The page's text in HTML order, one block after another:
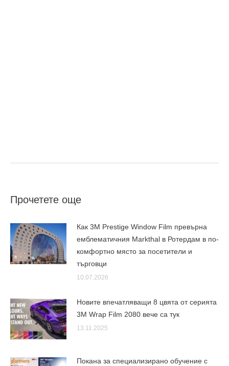
Прочетете още
Как 3M Prestige Window Film превърна
емблематичния Markthal в Ротердам в по-
комфортно място за посетители и
търговци
10.07.2026
Новите впечатляващи 8 цвята от серията
3M Wrap Film 2080 вече са тук
13.11.2025
Покана за специализирано обучение с